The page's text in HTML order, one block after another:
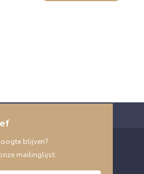
blijven?
mailinglijst: